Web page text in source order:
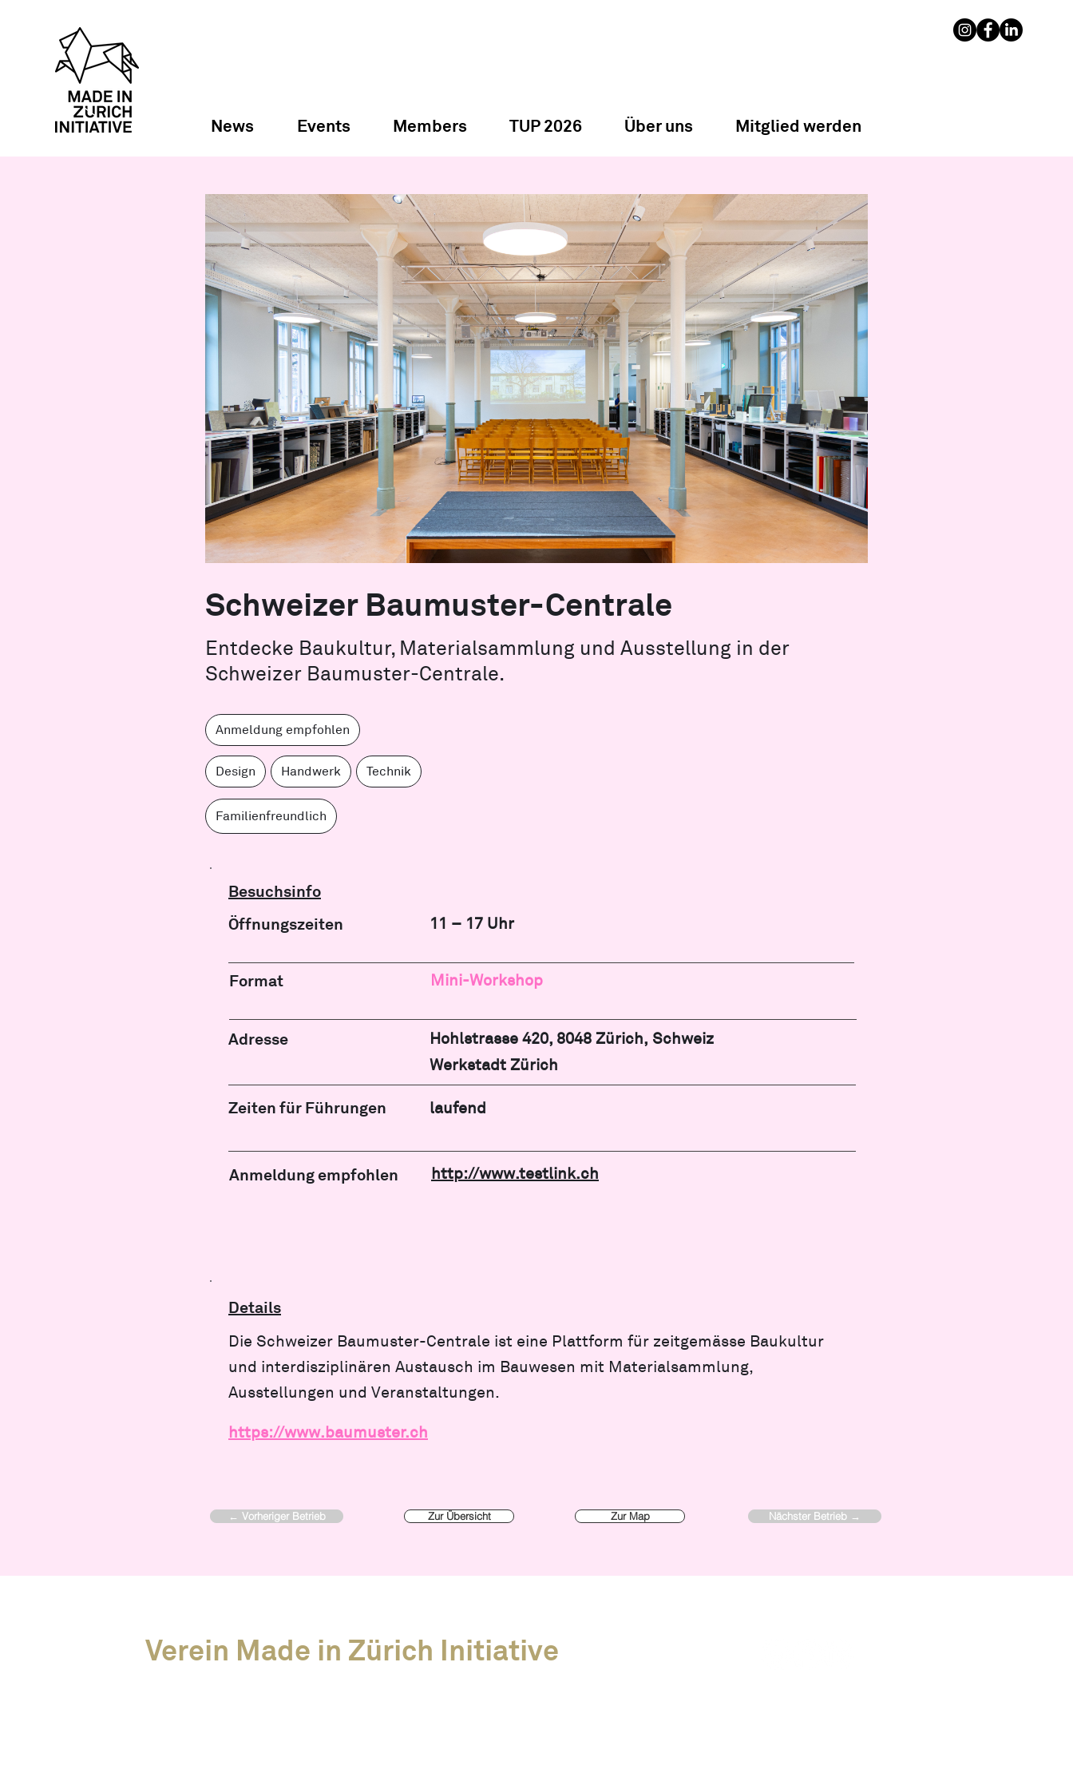
News Events Members TUP 2026 Über uns Mitglied werden
Schweizer Baumuster-Centrale
Entdecke Baukultur, Materialsammlung und Ausstellung in der
Schweizer Baumuster-Centrale.
Anmeldung empfohlen
Design Handwerk Technik
Familienfreundlich
Besuchsinfo
Öffnungszeiten
11 – 17 Uhr
Format Mini-Workshop
Adresse
Hohlstrasse 420, 8048 Zürich, Schweiz
Werkstadt Zürich
Zeiten für Führungen laufend
Anmeldung empfohlen http://www.testlink.ch
Details
Die Schweizer Baumuster-Centrale ist eine Plattform für zeitgemässe Baukultur
und interdisziplinären Austausch im Bauwesen mit Materialsammlung,
Ausstellungen und Veranstaltungen.
https://www.baumuster.ch
← Vorheriger Betrieb Zur Übersicht Zur Map Nächster Betrieb →
Verein Made in Zürich Initiative